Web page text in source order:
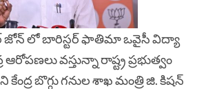
జోన్ లో బారిస్టర్ ఫాతిమా ఒవైసీ విద్యా
ఆరోపణలు వస్తున్నా రాష్ట్ర ప్రభుత్వం
కేంద్ర బొగ్గు గనుల శాఖ మంత్రి జి. కిషన్